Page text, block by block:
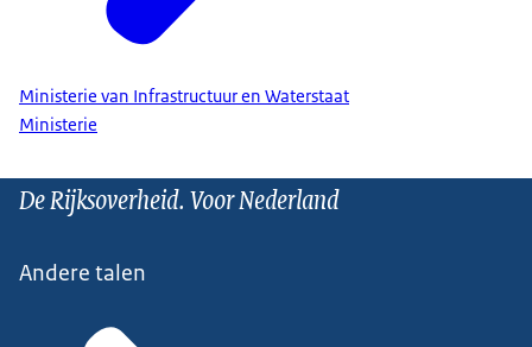
Ministerie van Infrastructuur en Waterstaat
Ministerie
De Rijksoverheid. Voor Nederland
Andere talen